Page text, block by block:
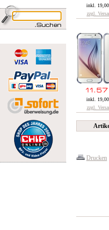
inkl.
zzgl.
inkl.
zzgl.
Drucken